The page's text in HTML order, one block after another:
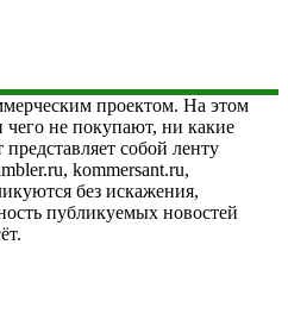
проектом. На этом
чего не покупают, ни какие
собой ленту
kommersant.ru,
без искажения,
публикуемых новостей